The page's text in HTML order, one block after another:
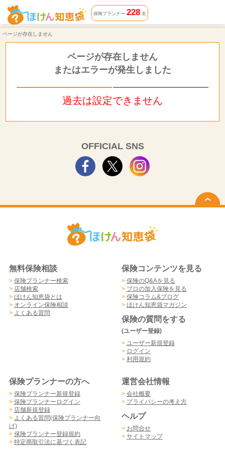
ページが存在しません | ほけん知恵袋
保険プランナー 228名
ページが存在しません
ページが存在しません
またはエラーが発生しました
過去は設定できません
OFFICIAL SNS
無料保険相談
> 保険プランナー検索
> 店舗検索
> ほけん知恵袋とは
> オンライン保険相談
> よくある質問
保険コンテンツを見る
> 保険のQ&Aを見る
> プロの加入保険を見る
> 保険コラム&ブログ
> ほけん知恵袋マガジン
保険の質問をする
(ユーザー登録)
> ユーザー新規登録
> ログイン
> 利用規約
保険プランナーの方へ
> 保険プランナー新規登録
> 保険プランナーログイン
> 店舗新規登録
> よくある質問(保険プランナー向
け)
> 保険プランナー登録規約
> 特定商取引法に基づく表記
運営会社情報
> 会社概要
> プライバシーの考え方
ヘルプ
> お問合せ
> サイトマップ